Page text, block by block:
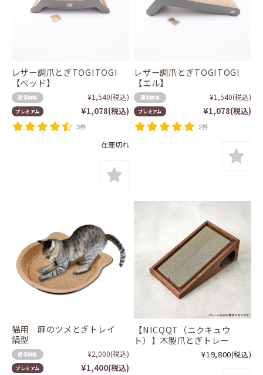
レザー調爪とぎTOGITOGI
【ベッド】
通常価格 ¥1,540(税込)
プレミアム ¥1,078(税込)
3件
在庫切れ
レザー調爪とぎTOGITOGI
【エル】
通常価格 ¥1,540(税込)
プレミアム ¥1,078(税込)
2件
猫用 麻のツメとぎトレイ
鍋型
通常価格 ¥2,000(税込)
プレミアム ¥1,400(税込)
【NICQQT（ニクキュウ
ト）】木製爪とぎトレー
¥19,800(税込)